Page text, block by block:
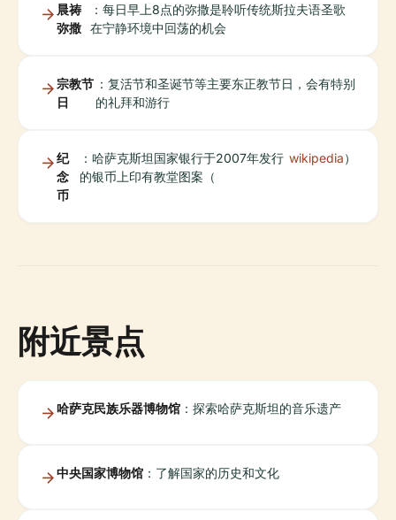
晨祷
弥撒
：每日早上8点的弥撒是聆听传统斯拉夫语圣歌
在宁静环境中回荡的机会
宗教节
日
：复活节和圣诞节等主要东正教节日，会有特别
的礼拜和游行
纪
念
币
：哈萨克斯坦国家银行于2007年发行
的银币上印有教堂图案（
wikipedia）
附近景点
哈萨克民族乐器博物馆 ：探索哈萨克斯坦的音乐遗产
中央国家博物馆 ：了解国家的历史和文化